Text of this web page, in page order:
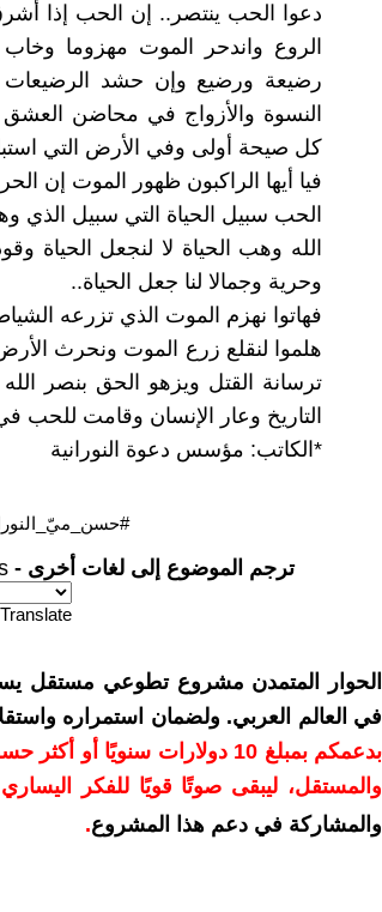
دعوا الحب ينتصر.. إن الحب إذا
الروع واندحر الموت مهزوما
رضيعة ورضيع وإن حشد الرضيعات
النسوة والأزواج في محاضن العشق
كل صيحة أولى وفي الأرض التي
فيا أيها الراكبون ظهور الموت إن
الحب سبيل الحياة التي سبيل الذي
الله وهب الحياة لا لنجعل الحياة
وحرية وجمالا لنا جعل الحياة..
فهاتوا نهزم الموت الذي تزرعه
هلموا لنقلع زرع الموت ونحرث
ترسانة القتل ويزهو الحق بنصر
التاريخ وعار الإنسان وقامت للحب
*الكاتب: مؤسس دعوة النورانية
ترجم الموضوع إلى لغات أخرى -
Translate
الحوار المتمدن مشروع تطوعي مستقل
في العالم العربي. ولضمان استمراره
بدعمكم بمبلغ 10 دولارات
والمستقل، ليبقى صوتًا قويًا للفكر
والمشاركة في دعم هذا المشروع.